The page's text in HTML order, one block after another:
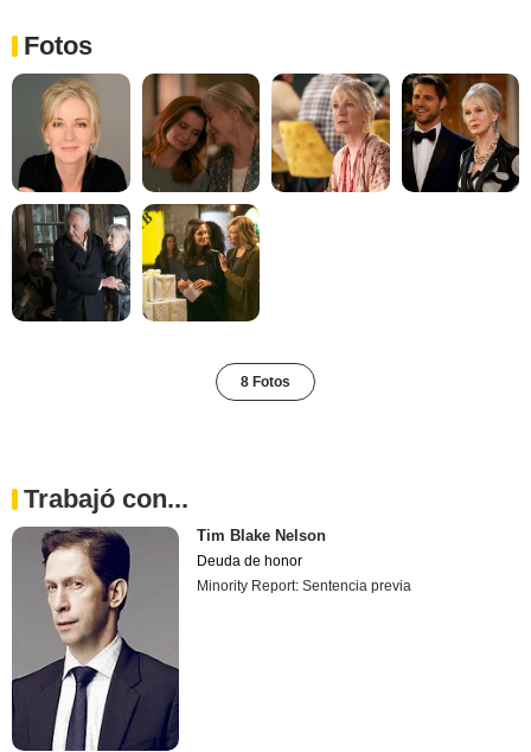
Fotos
8 Fotos
Trabajó con...
Tim Blake Nelson
Deuda de honor
Minority Report: Sentencia previa